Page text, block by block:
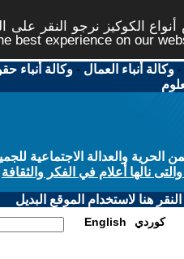
الكوكيز نرجو النقر على
best experience on our
-وكالة أنباء العمال -وكالة أنباء
والعدالة الاجتماعية
نالها أعلام في الفكر والثقافة
هنا لاستخدام الموقع البديل
English كوردي